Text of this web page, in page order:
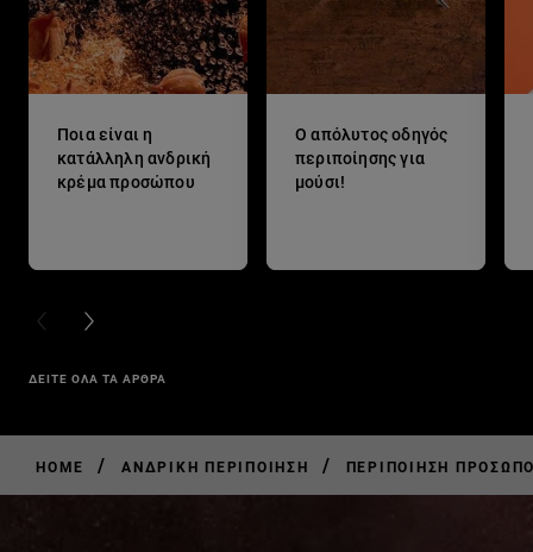
Ποια είναι η
κατάλληλη ανδρική
κρέμα προσώπου
Ο απόλυτος οδηγός
περιποίησης για
μούσι!
PREVIOUS CARD
NEXT CARD
ΔΕΙΤΕ ΟΛΑ ΤΑ ΑΡΘΡΑ
HOME / ΑΝΔΡΙΚΉ ΠΕΡΙΠΟΊΗΣΗ / ΠΕΡΙΠΟΊΗΣΗ